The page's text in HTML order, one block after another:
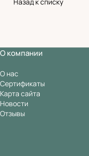
О компании
О нас
Сертификаты
Карта сайта
Новости
Отзывы